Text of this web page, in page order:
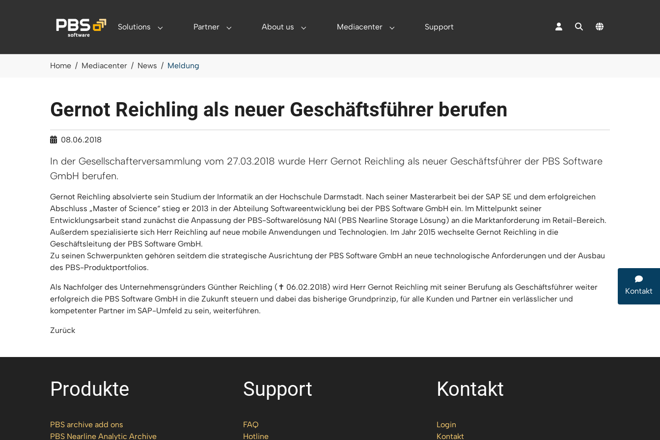
Solutions
Submenu for "Solutions"
Partner
Submenu for "Partner"
About us
Submenu for "About us"
Mediacenter
Submenu for "Mediacenter"
Support
Home Mediacenter News Meldung
Gernot Reichling als neuer Geschäftsführer berufen
08.06.2018
In der Gesellschafterversammlung vom 27.03.2018 wurde Herr Gernot Reichling als neuer Geschäftsführer der PBS Software
GmbH berufen.
Gernot Reichling absolvierte sein Studium der Informatik an der Hochschule Darmstadt. Nach seiner Masterarbeit bei der SAP SE und dem erfolgreichen
Abschluss „Master of Science“ stieg er 2013 in der Abteilung Softwareentwicklung bei der PBS Software GmbH ein. Im Mittelpunkt seiner
Entwicklungsarbeit stand zunächst die Anpassung der PBS-Softwarelösung NAI (PBS Nearline Storage Lösung) an die Marktanforderung im Retail-Bereich.
Außerdem spezialisierte sich Herr Reichling auf neue mobile Anwendungen und Technologien. Im Jahr 2015 wechselte Gernot Reichling in die
Geschäftsleitung der PBS Software GmbH.
Zu seinen Schwerpunkten gehören seitdem die strategische Ausrichtung der PBS Software GmbH an neue technologische Anforderungen und der Ausbau
des PBS-Produktportfolios.
Als Nachfolger des Unternehmensgründers Günther Reichling (✝ 06.02.2018) wird Herr Gernot Reichling mit seiner Berufung als Geschäftsführer weiter
erfolgreich die PBS Software GmbH in die Zukunft steuern und dabei das bisherige Grundprinzip, für alle Kunden und Partner ein verlässlicher und
kompetenter Partner im SAP-Umfeld zu sein, weiterführen.
Zurück
Kontakt
Produkte
PBS archive add ons
PBS Nearline Analytic Archive
Support
FAQ
Hotline
Kontakt
Login
Kontakt